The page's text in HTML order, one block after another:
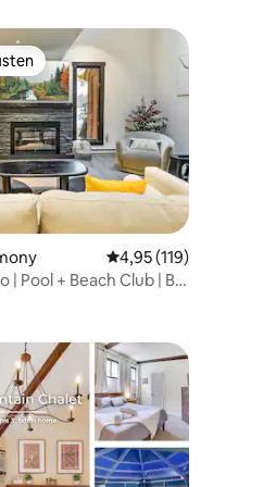
op 5, 109 recensies
Gemiddelde
4,95 (119)
Pool + Beach Club | Big